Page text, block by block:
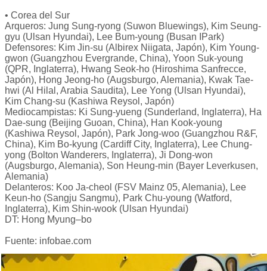
• Corea del Sur
Arqueros: Jung Sung-ryong (Suwon Bluewings), Kim Seung-
gyu (Ulsan Hyundai), Lee Bum-young (Busan IPark)
Defensores: Kim Jin-su (Albirex Niigata, Japón), Kim Young-
gwon (Guangzhou Evergrande, China), Yoon Suk-young
(QPR, Inglaterra), Hwang Seok-ho (Hiroshima Sanfrecce,
Japón), Hong Jeong-ho (Augsburgo, Alemania), Kwak Tae-
hwi (Al Hilal, Arabia Saudita), Lee Yong (Ulsan Hyundai),
Kim Chang-su (Kashiwa Reysol, Japón)
Mediocampistas: Ki Sung-yueng (Sunderland, Inglaterra), Ha
Dae-sung (Beijing Guoan, China), Han Kook-young
(Kashiwa Reysol, Japón), Park Jong-woo (Guangzhou R&F,
China), Kim Bo-kyung (Cardiff City, Inglaterra), Lee Chung-
yong (Bolton Wanderers, Inglaterra), Ji Dong-won
(Augsburgo, Alemania), Son Heung-min (Bayer Leverkusen,
Alemania)
Delanteros: Koo Ja-cheol (FSV Mainz 05, Alemania), Lee
Keun-ho (Sangju Sangmu), Park Chu-young (Watford,
Inglaterra), Kim Shin-wook (Ulsan Hyundai)
DT: Hong Myung–bo
Fuente: infobae.com